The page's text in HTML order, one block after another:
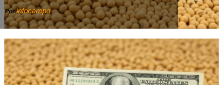
Porinfocampo